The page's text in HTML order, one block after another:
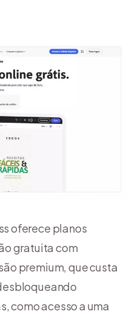
oferece planos
gratuita com
premium, que custa
como acesso a uma